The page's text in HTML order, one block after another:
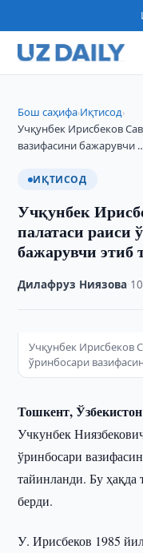
Бош саҳифа›Иқтисод›
Учқунбек Ирисбеков
вазифасини бажарувчи
ИҚТИСОД
Учқунбек
палатаси раиси
бажарувчи этиб
Дилафруз Ниязова
Учқунбек Ирисбеков
ўринбосари
Тошкент,
Учкунбек
ўринбосари
тайинланди. Бу ҳақда
берди.
У. Ирисбеков 1985